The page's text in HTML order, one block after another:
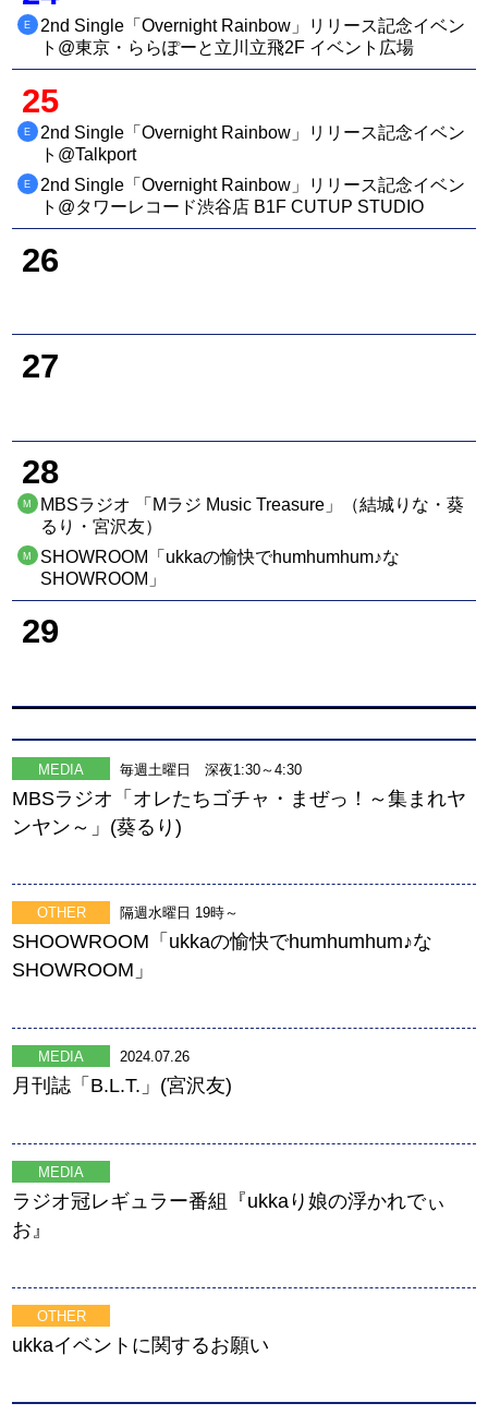
E
2nd Single「Overnight Rainbow」リリース記念イベン
ト@東京・ららぽーと立川立飛2F イベント広場
25
E
2nd Single「Overnight Rainbow」リリース記念イベン
ト@Talkport
E
2nd Single「Overnight Rainbow」リリース記念イベン
ト@タワーレコード渋谷店 B1F CUTUP STUDIO
26
27
28
M
MBSラジオ 「Mラジ Music Treasure」（結城りな・葵
るり・宮沢友）
M
SHOWROOM「ukkaの愉快でhumhumhum♪な
SHOWROOM」
29
MEDIA 毎週土曜日 深夜1:30～4:30
MBSラジオ「オレたちゴチャ・まぜっ！～集まれヤ
ンヤン～」(葵るり)
OTHER 隔週水曜日 19時～
SHOOWROOM「ukkaの愉快でhumhumhum♪な
SHOWROOM」
MEDIA 2024.07.26
月刊誌「B.L.T.」(宮沢友)
MEDIA
ラジオ冠レギュラー番組『ukkaり娘の浮かれでぃ
お』
OTHER
ukkaイベントに関するお願い